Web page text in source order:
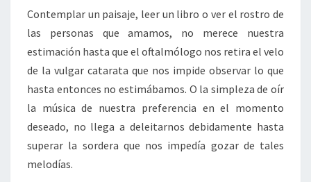
Contemplar un paisaje, leer un libro o ver el rostro de
las personas que amamos, no merece nuestra
estimación hasta que el oftalmólogo nos retira el velo
de la vulgar catarata que nos impide observar lo que
hasta entonces no estimábamos. O la simpleza de oír
la música de nuestra preferencia en el momento
deseado, no llega a deleitarnos debidamente hasta
superar la sordera que nos impedía gozar de tales
melodías.